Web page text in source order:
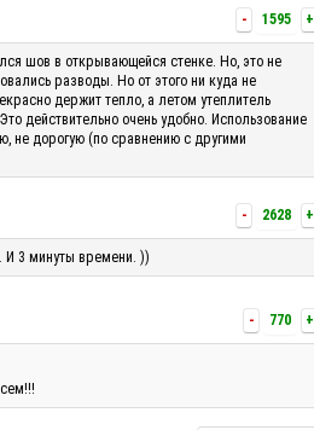
- 1595 +
шов в открывающейся стенке. Но, это не
разводы. Но от этого ни куда не
держит тепло, а летом утеплитель
действительно очень удобно. Использование
не дорогую (по сравнению с другими
- 2628 +
И 3 минуты времени. ))
- 770 +